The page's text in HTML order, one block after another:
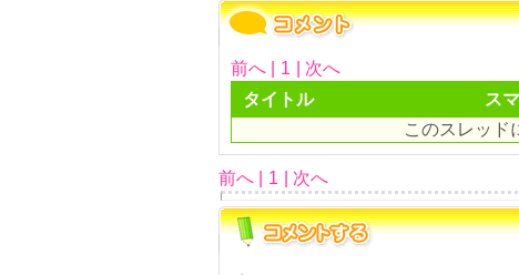
前へ | 1
| 次へ
タイトル
ス
このスレッド
前へ | 1 | 次へ